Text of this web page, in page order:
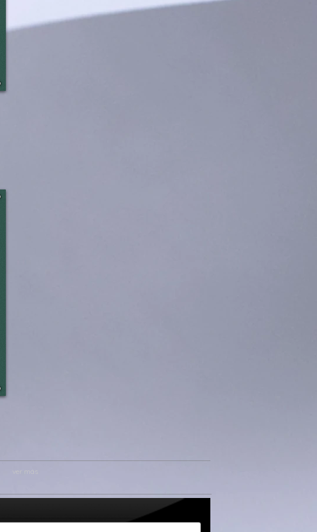
ver más